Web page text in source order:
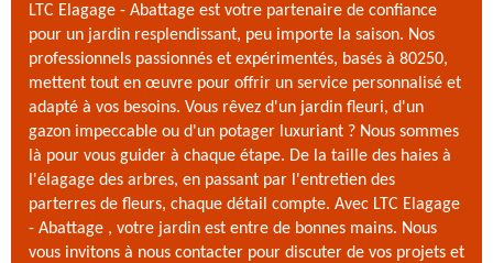
LTC Elagage - Abattage est votre partenaire de confiance
pour un jardin resplendissant, peu importe la saison. Nos
professionnels passionnés et expérimentés, basés à 80250,
mettent tout en œuvre pour offrir un service personnalisé et
adapté à vos besoins. Vous rêvez d'un jardin fleuri, d'un
gazon impeccable ou d'un potager luxuriant ? Nous sommes
là pour vous guider à chaque étape. De la taille des haies à
l'élagage des arbres, en passant par l'entretien des
parterres de fleurs, chaque détail compte. Avec LTC Elagage
- Abattage , votre jardin est entre de bonnes mains. Nous
vous invitons à nous contacter pour discuter de vos projets et